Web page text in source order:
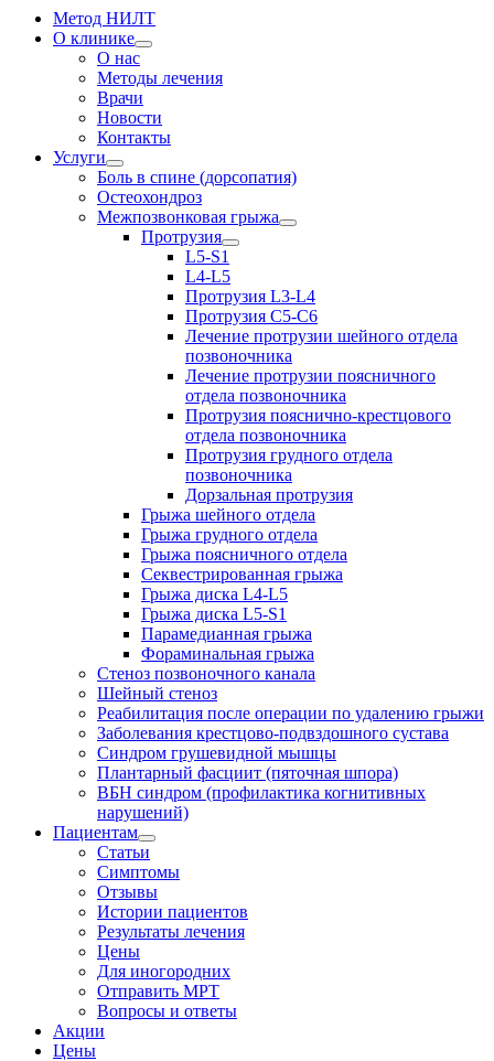
Метод НИЛТ
О клинике
О нас
Методы лечения
Врачи
Новости
Контакты
Услуги
Боль в спине (дорсопатия)
Остеохондроз
Межпозвонковая грыжа
Протрузия
L5-S1
L4-L5
Протрузия L3-L4
Протрузия С5-С6
Лечение протрузии шейного отдела
позвоночника
Лечение протрузии поясничного
отдела позвоночника
Протрузия пояснично-крестцового
отдела позвоночника
Протрузия грудного отдела
позвоночника
Дорзальная протрузия
Грыжа шейного отдела
Грыжа грудного отдела
Грыжа поясничного отдела
Секвестрированная грыжа
Грыжа диска L4-L5
Грыжа диска L5-S1
Парамедианная грыжа
Фораминальная грыжа
Стеноз позвоночного канала
Шейный стеноз
Реабилитация после операции по удалению грыжи
Заболевания крест­цово-подвздошного сустава
Синдром грушевидной мышцы
Плантарный фасциит (пяточная шпора)
ВБН синдром (профи­лактика когнитивных
нарушений)
Пациентам
Статьи
Симптомы
Отзывы
Истории пациентов
Результаты лечения
Цены
Для иногородних
Отправить МРТ
Вопросы и ответы
Акции
Цены